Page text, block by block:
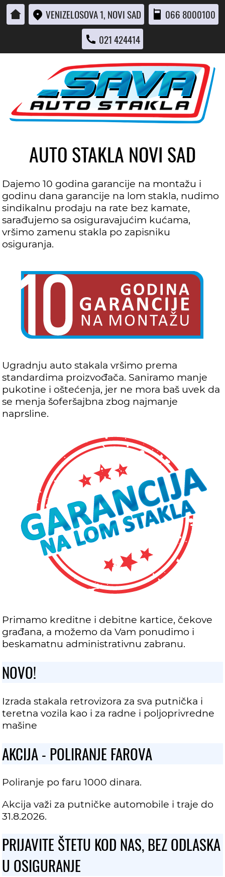
VENIZELOSOVA 1, NOVI SAD
066 8000100
021 424414
AUTO STAKLA NOVI SAD
Dajemo 10 godina garancije na montažu i
godinu dana garancije na lom stakla, nudimo
sindikalnu prodaju na rate bez kamate,
sarađujemo sa osiguravajućim kućama,
vršimo zamenu stakla po zapisniku
osiguranja.
Ugradnju auto stakala vršimo prema
standardima proizvođača. Saniramo manje
pukotine i oštećenja, jer ne mora baš uvek da
se menja šoferšajbna zbog najmanje
naprsline.
Primamo kreditne i debitne kartice, čekove
građana, a možemo da Vam ponudimo i
beskamatnu administrativnu zabranu.
NOVO!
Izrada stakala retrovizora za sva putnička i
teretna vozila kao i za radne i poljoprivredne
mašine
AKCIJA - POLIRANJE FAROVA
Poliranje po faru 1000 dinara.
Akcija važi za putničke automobile i traje do
31.8.2026.
PRIJAVITE ŠTETU KOD NAS, BEZ ODLASKA
U OSIGURANJE